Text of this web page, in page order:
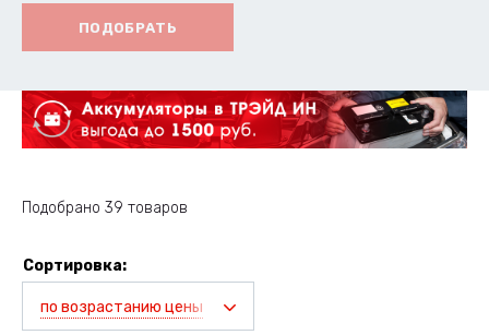
ПОДОБРАТЬ
Подобрано 39 товаров
Сортировка:
по возрастанию цены